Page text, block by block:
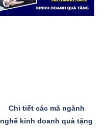
Chi tiết các mã ngành
nghề kinh doanh quà tặng